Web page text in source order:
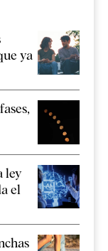
ya
ley
el